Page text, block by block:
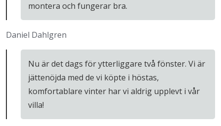
montera och fungerar bra.
Daniel Dahlgren
Nu är det dags för ytterliggare två fönster. Vi är
jättenöjda med de vi köpte i höstas,
komfortablare vinter har vi aldrig upplevt i vår
villa!